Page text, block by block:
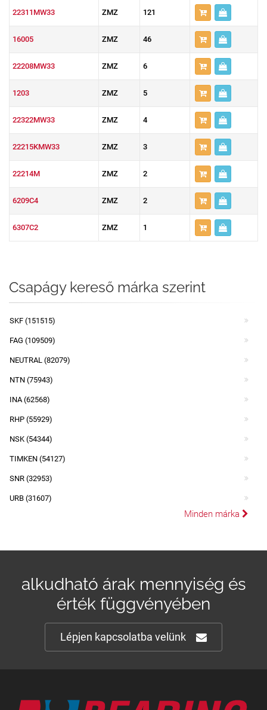
22311MW33 ZMZ 121
16005 ZMZ 46
22208MW33 ZMZ 6
1203 ZMZ 5
22322MW33 ZMZ 4
22215KMW33 ZMZ 3
22214M ZMZ 2
6209C4 ZMZ 2
6307C2 ZMZ 1
Csapágy kereső márka szerint
SKF (151515)
FAG (109509)
NEUTRAL (82079)
NTN (75943)
INA (62568)
RHP (55929)
NSK (54344)
TIMKEN (54127)
SNR (32953)
URB (31607)
Minden márka
alkudható árak mennyiség és
érték függvényében
Lépjen kapcsolatba velünk